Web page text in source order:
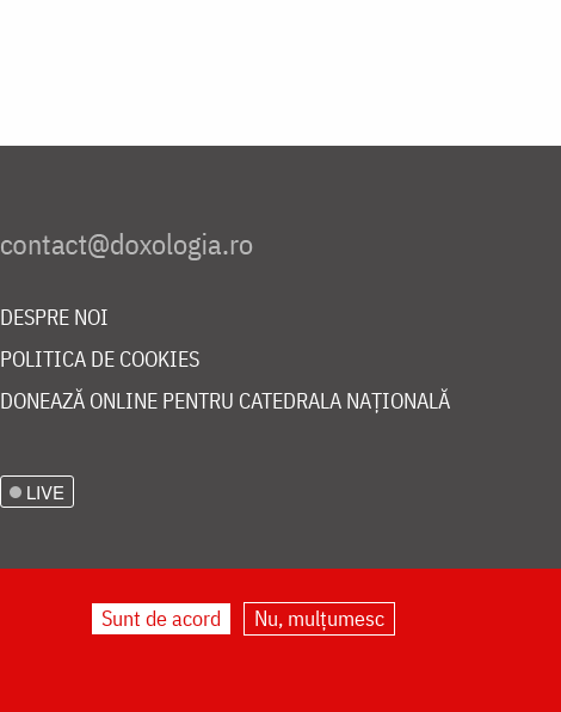
DESPRE NOI
POLITICA DE COOKIES
DONEAZĂ ONLINE PENTRU CATEDRALA NAȚIONALĂ
LIVE
Sunt de acord Nu, mulțumesc